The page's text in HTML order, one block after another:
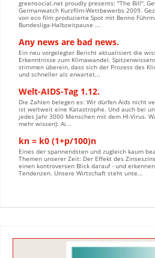
greensocial.net proudly presents: "The Bill",
Germanwatch Kurzfilm-Wettbewerbs 2009.
von eco film produzierte Spot mit Benno
Bundesliga-Halbzeitpause ...
Any news are bad news.
Ein neu vorgelegter Bericht aktualisiert die
Erkenntnisse zum Klimawandel.
stimmen überein, dass sich der Prozess des
und schneller als erwartet...
Welt-AIDS-Tag 1.12.
Die Zahlen belegen es: Wir dürfen Aids nicht
ist weltweit eine Katastrophe. Und auch bei
jedes Jahr 3000 Menschen mit dem HI-Virus.
mehr wissen): Ai...
kn = k0 (1+p/100)n
Eines der spannendsten und zugleich kaum
Themen unserer Zeit: Der Effekt des
einen kontroversen Blick darauf - und
Tendenzen. Unsere Wirtschaft steht unte...